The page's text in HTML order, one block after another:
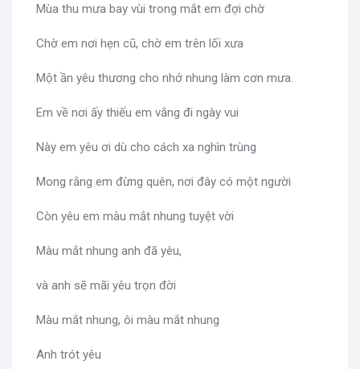
Mùa thu mưa bay vùi trong mắt em đợi chờ
Chờ em nơi hẹn cũ, chờ em trên lối xưa
Một ần yêu thương cho nhớ nhung làm cơn mưa.
Em về nơi ấy thiếu em vắng đi ngày vui
Này em yêu ơi dù cho cách xa nghìn trùng
Mong rằng em đừng quên, nơi đây có một người
Còn yêu em màu mắt nhung tuyệt vời
Màu mắt nhung anh đã yêu,
và anh sẽ mãi yêu trọn đời
Màu mắt nhung, ôi màu mắt nhung
Anh trót yêu